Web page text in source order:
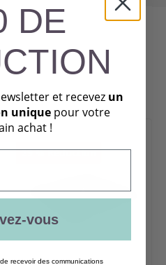
29% Réduction
DE
et recevez un
unique pour votre
achat !
vous
recevoir des communications